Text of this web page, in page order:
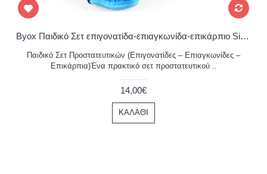
Byox Παιδικό Σετ επιγονατίδα-επιαγκωνίδα-επικάρπιο Simon
Παιδικό Σετ Προστατευτικών (Επιγονατίδες – Επιαγκωνίδες –
Επικάρπια)Ένα πρακτικό σετ προστατευτικού ..
14,00€
ΚΑΛΆΘΙ